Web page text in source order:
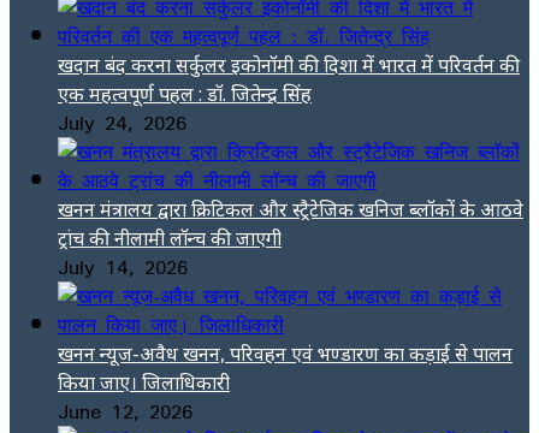
खदान बंद करना सर्कुलर इकोनॉमी की दिशा में भारत में परिवर्तन की
एक महत्वपूर्ण पहल : डॉ. जितेन्द्र सिंह
July 24, 2026
खनन मंत्रालय द्वारा क्रिटिकल और स्ट्रैटेजिक खनिज ब्लॉकों के आठवे
ट्रांच की नीलामी लॉन्च की जाएगी
July 14, 2026
खनन न्यूज-अवैध खनन, परिवहन एवं भण्डारण का कड़ाई से पालन
किया जाए। जिलाधिकारी
June 12, 2026